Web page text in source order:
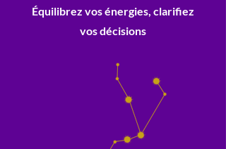
Équilibrez vos énergies, clarifiez
vos décisions